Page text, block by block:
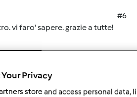
#6
vi faro' sapere. grazie a tutte!
per poter commentare
Privacy
store and access personal data,